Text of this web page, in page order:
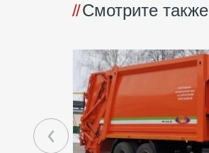
Смотрите также
‹